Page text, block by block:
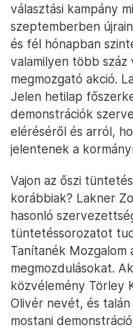
választási kampány
szeptemberben
és fél hónapban
valamilyen több
megmozgató akció.
Jelen hetilap
demonstrációk
eléréséről és arról,
jelentenek a
Vajon az őszi
korábbiak? Lakner
hasonló
tüntetéssorozatot
Tanítanék
megmozdulásokat.
közvélemény Törley
Olivér nevét, és
mostani